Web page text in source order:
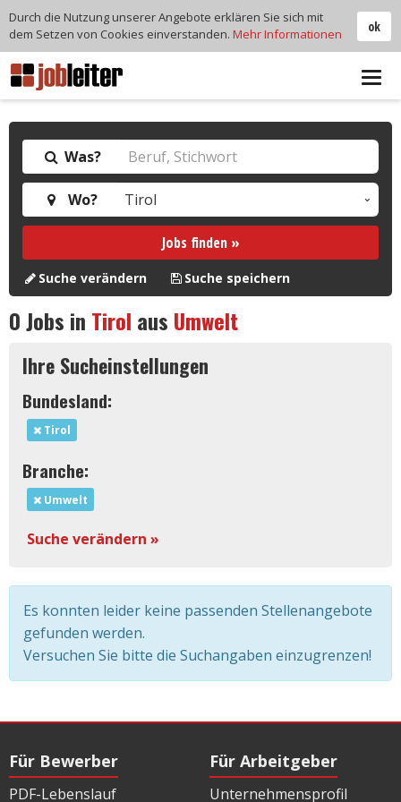
Was?
Wo?
Jobs finden »
Suche verändern Suche speichern
0Jobs in Tirol aus Umwelt
Ihre Sucheinstellungen
Bundesland:
Tirol
Branche:
Umwelt
Suche verändern »
Es konnten leider keine passenden Stellenangebote
gefunden werden.
Versuchen Sie bitte die Suchangaben einzugrenzen!
Für Bewerber
PDF-Lebenslauf
Für Arbeitgeber
Unternehmensprofil
ok
Durch die Nutzung unserer Angebote erklären Sie sich mit
dem Setzen von Cookies einverstanden. Mehr Informationen